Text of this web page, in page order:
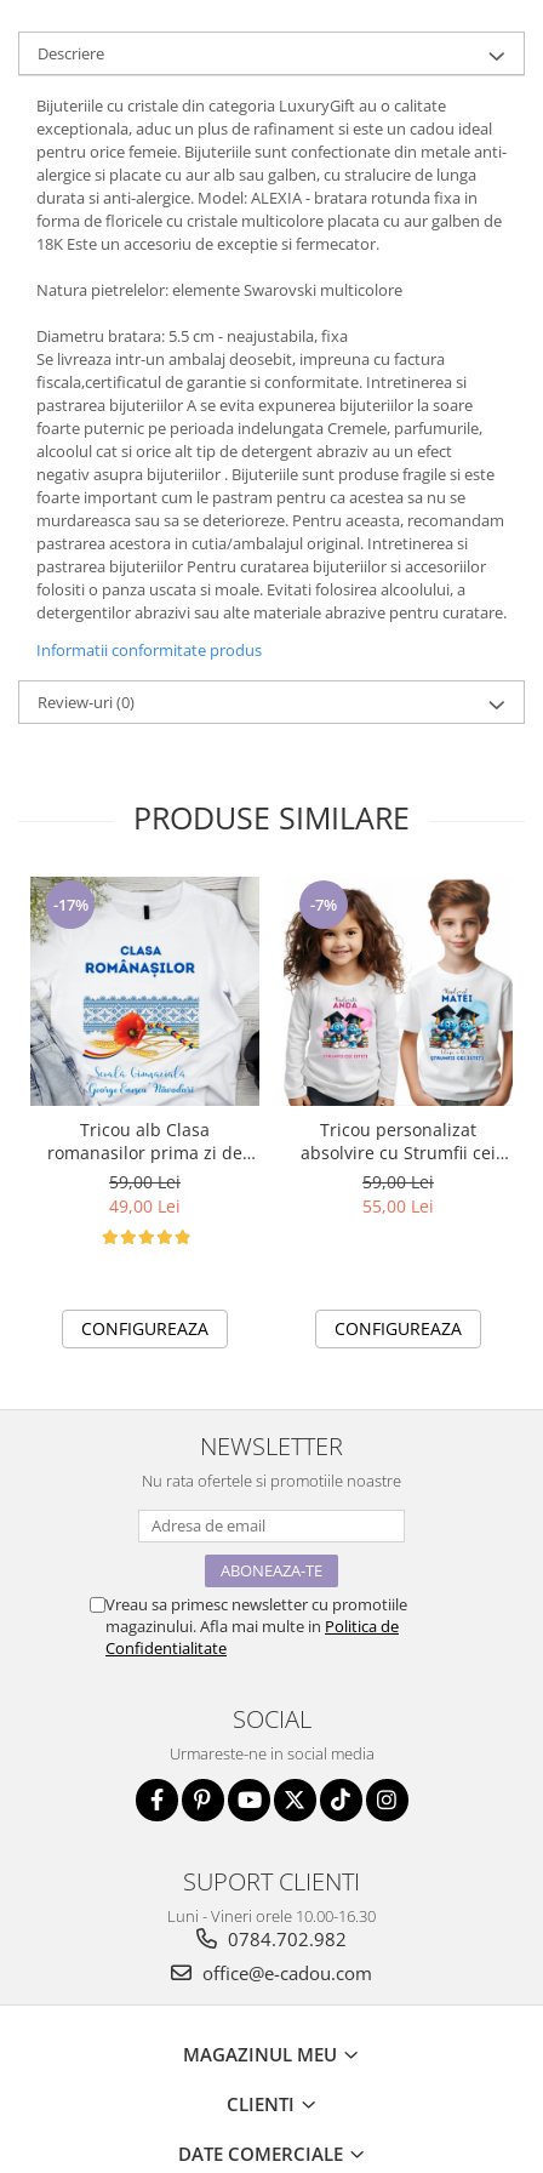
Cadouri pentru Sfânta Maria
Martisoare
Descriere
Bijuteriile cu cristale din categoria LuxuryGift au o calitate
exceptionala, aduc un plus de rafinament si este un cadou ideal
pentru orice femeie. Bijuteriile sunt confectionate din metale anti-
alergice si placate cu aur alb sau galben, cu stralucire de lunga
durata si anti-alergice. Model: ALEXIA - bratara rotunda fixa in
forma de floricele cu cristale multicolore placata cu aur galben de
18K Este un accesoriu de exceptie si fermecator.
Natura pietrelelor: elemente Swarovski multicolore
Diametru bratara: 5.5 cm - neajustabila, fixa
Se livreaza intr-un ambalaj deosebit, impreuna cu factura
fiscala,certificatul de garantie si conformitate. Intretinerea si
pastrarea bijuteriilor A se evita expunerea bijuteriilor la soare
foarte puternic pe perioada indelungata Cremele, parfumurile,
alcoolul cat si orice alt tip de detergent abraziv au un efect
negativ asupra bijuteriilor . Bijuteriile sunt produse fragile si este
foarte important cum le pastram pentru ca acestea sa nu se
murdareasca sau sa se deterioreze. Pentru aceasta, recomandam
pastrarea acestora in cutia/ambalajul original. Intretinerea si
pastrarea bijuteriilor Pentru curatarea bijuteriilor si accesoriilor
folositi o panza uscata si moale. Evitati folosirea alcoolului, a
detergentilor abrazivi sau alte materiale abrazive pentru curatare.
Informatii conformitate produs
Review-uri(0)
PRODUSE SIMILARE
-17%
Tricou alb Clasa
romanasilor prima zi de
gradinita sau scoala din
bumbac ABS1133
59,00 Lei
49,00 Lei
CONFIGUREAZA
-7%
Tricou personalizat
absolvire cu Strumfii cei
isteti
59,00 Lei
55,00 Lei
CONFIGUREAZA
NEWSLETTER
Nu rata ofertele si promotiile noastre
Vreau sa primesc newsletter cu promotiile
magazinului. Afla mai multe in Politica de
Confidentialitate
SOCIAL
Urmareste-ne in social media
SUPORT CLIENTI
Luni - Vineri orele 10.00-16.30
0784.702.982
office@e-cadou.com
MAGAZINUL MEU
CLIENTI
DATE COMERCIALE